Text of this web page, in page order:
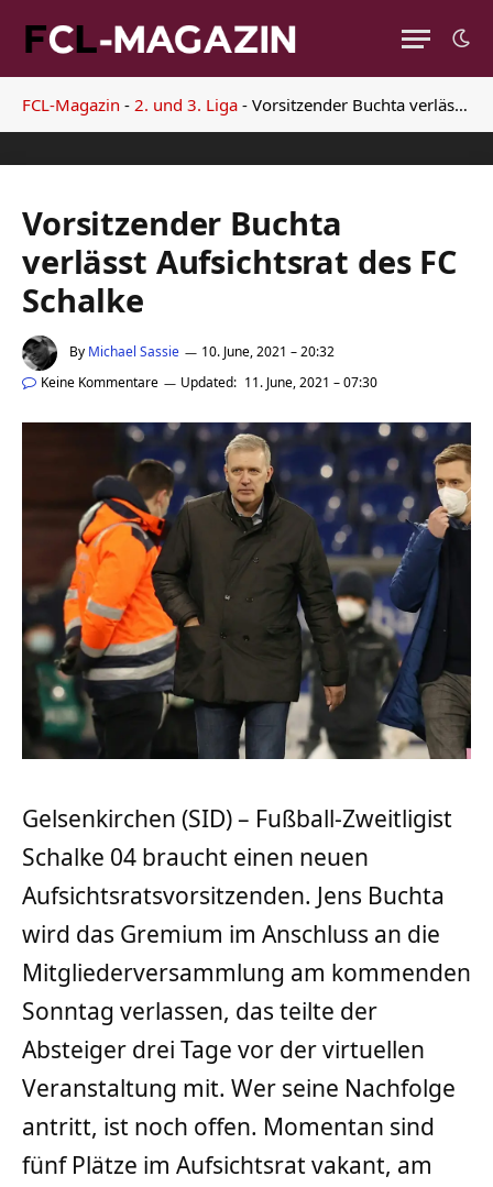
FCL-Magazin - 2. und 3. Liga - Vorsitzender Buchta verlässt Aufsichtsrat des FC Schalke
Vorsitzender Buchta
verlässt Aufsichtsrat des FC
Schalke
By Michael Sassie
10. June, 2021 – 20:32
Keine Kommentare
Updated: 11. June, 2021 – 07:30
Gelsenkirchen (SID) – Fußball-Zweitligist
Schalke 04 braucht einen neuen
Aufsichtsratsvorsitzenden. Jens Buchta
wird das Gremium im Anschluss an die
Mitgliederversammlung am kommenden
Sonntag verlassen, das teilte der
Absteiger drei Tage vor der virtuellen
Veranstaltung mit. Wer seine Nachfolge
antritt, ist noch offen. Momentan sind
fünf Plätze im Aufsichtsrat vakant, am